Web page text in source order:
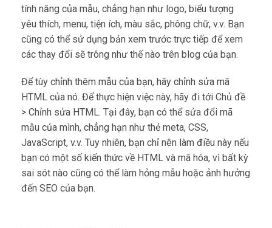
tính năng của mẫu, chẳng hạn như logo, biểu tượng
yêu thích, menu, tiện ích, màu sắc, phông chữ, v.v. Bạn
cũng có thể sử dụng bản xem trước trực tiếp để xem
các thay đổi sẽ trông như thế nào trên blog của bạn.
Để tùy chỉnh thêm mẫu của bạn, hãy chỉnh sửa mã
HTML của nó. Để thực hiện việc này, hãy đi tới Chủ đề
> Chỉnh sửa HTML. Tại đây, bạn có thể sửa đổi mã
mẫu của mình, chẳng hạn như thẻ meta, CSS,
JavaScript, v.v. Tuy nhiên, bạn chỉ nên làm điều này nếu
bạn có một số kiến ​​thức về HTML và mã hóa, vì bất kỳ
sai sót nào cũng có thể làm hỏng mẫu hoặc ảnh hưởng
đến SEO của bạn.